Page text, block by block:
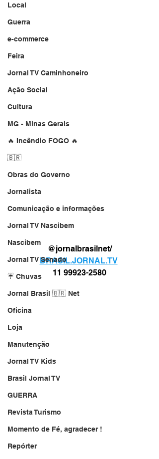
Local
Guerra
e-commerce
Feira
Jornal TV Caminhoneiro
Ação Social
Cultura
MG - Minas Gerais
🔥 Incêndio FOGO 🔥
🇧🇷
Obras do Governo
Jornalista
Comunicação e informações
Jornal TV Nascibem
Nascibem
Jornal TV Senado
☔ Chuvas
Jornal Brasil 🇧🇷 Net
Oficina
Loja
Manutenção
Jornal TV Kids
Brasil Jornal TV
GUERRA
Revista Turismo
Momento de Fé, agradecer !
Repórter
@jornalbrasilnet/
BRASIL.JORNAL.TV
11 99923-2580